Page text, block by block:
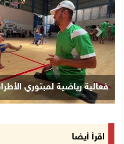
فعالية رياضية لمبتوري
Next
اقرأ أيضا